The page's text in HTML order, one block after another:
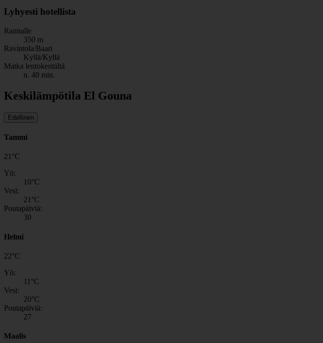
Lyhyesti hotellista
Rannalle
350 m
Ravintola/Baari
Kyllä/Kyllä
Matka lentokentältä
n. 40 min.
Keskilämpötila El Gouna
Edellinen
Tammi
21 °C
Yö:
10°C
Vesi:
21 °C
Poutapäiviä:
30
Helmi
22°C
Yö:
11 °C
Vesi:
20°C
Poutapäiviä:
27
Maalis